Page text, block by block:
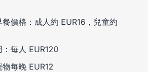
價格：成人約 EUR16，兒童約
每人 EUR120
每晚 EUR12